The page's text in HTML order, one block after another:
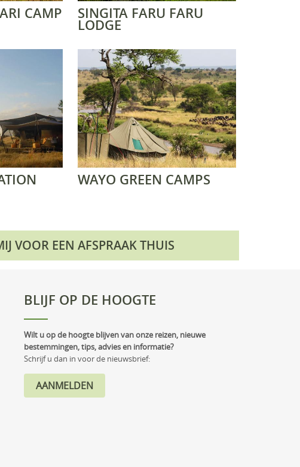
CAMP SINGITA FARU FARU
LODGE
WAYO GREEN CAMPS
VOOR EEN AFSPRAAK THUIS
BLIJF OP DE HOOGTE
Wilt u op de hoogte blijven van onze reizen, nieuwe
bestemmingen, tips, advies en informatie?
Schrijf u dan in voor de nieuwsbrief: